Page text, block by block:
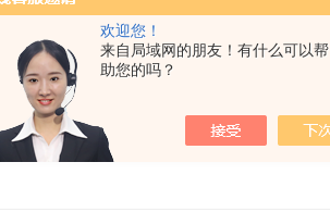
欢迎您！
来自局域网的朋友！有什么可以帮
助您的吗？